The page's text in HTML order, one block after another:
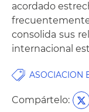
acordado
frecuentemente
consolida sus
internacional
ASOCIACION
Compártelo: